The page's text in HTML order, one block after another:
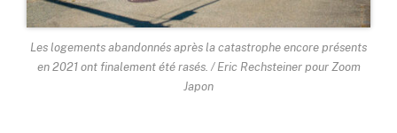
Les logements abandonnés après la catastrophe encore présents
en 2021 ont finalement été rasés. / Eric Rechsteiner pour Zoom
Japon